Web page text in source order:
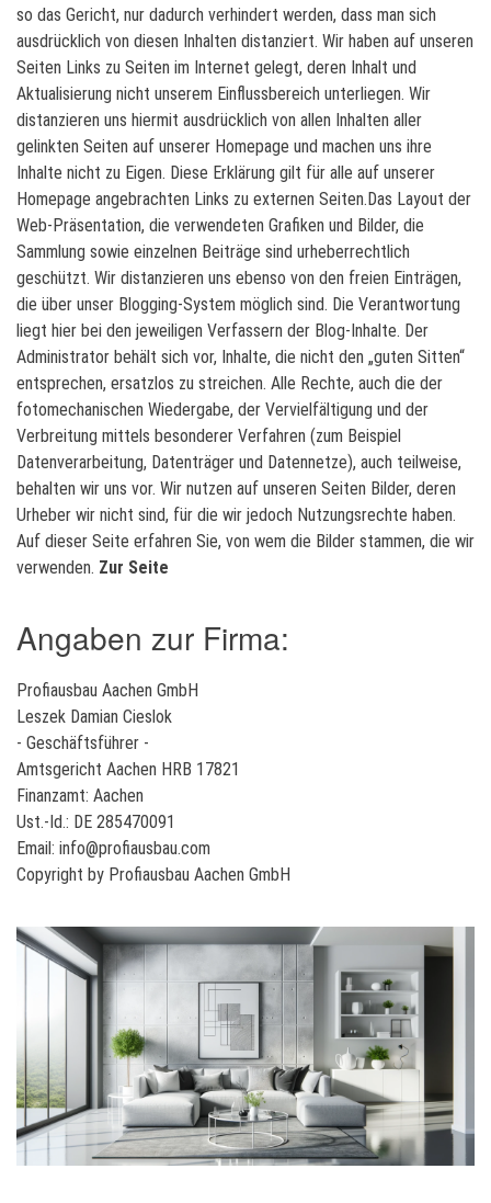
so das Gericht, nur dadurch verhindert werden, dass man sich
ausdrücklich von diesen Inhalten distanziert. Wir haben auf unseren
Seiten Links zu Seiten im Internet gelegt, deren Inhalt und
Aktualisierung nicht unserem Einflussbereich unterliegen. Wir
distanzieren uns hiermit ausdrücklich von allen Inhalten aller
gelinkten Seiten auf unserer Homepage und machen uns ihre
Inhalte nicht zu Eigen. Diese Erklärung gilt für alle auf unserer
Homepage angebrachten Links zu externen Seiten.Das Layout der
Web-Präsentation, die verwendeten Grafiken und Bilder, die
Sammlung sowie einzelnen Beiträge sind urheberrechtlich
geschützt. Wir distanzieren uns ebenso von den freien Einträgen,
die über unser Blogging-System möglich sind. Die Verantwortung
liegt hier bei den jeweiligen Verfassern der Blog-Inhalte. Der
Administrator behält sich vor, Inhalte, die nicht den „guten Sitten“
entsprechen, ersatzlos zu streichen. Alle Rechte, auch die der
fotomechanischen Wiedergabe, der Vervielfältigung und der
Verbreitung mittels besonderer Verfahren (zum Beispiel
Datenverarbeitung, Datenträger und Datennetze), auch teilweise,
behalten wir uns vor. Wir nutzen auf unseren Seiten Bilder, deren
Urheber wir nicht sind, für die wir jedoch Nutzungsrechte haben.
Auf dieser Seite erfahren Sie, von wem die Bilder stammen, die wir
verwenden. Zur Seite
Angaben zur Firma:
Profiausbau Aachen GmbH
Leszek Damian Cieslok
- Geschäftsführer -
Amtsgericht Aachen HRB 17821
Finanzamt: Aachen
Ust.-Id.: DE 285470091
Email: info@profiausbau.com
Copyright by Profiausbau Aachen GmbH